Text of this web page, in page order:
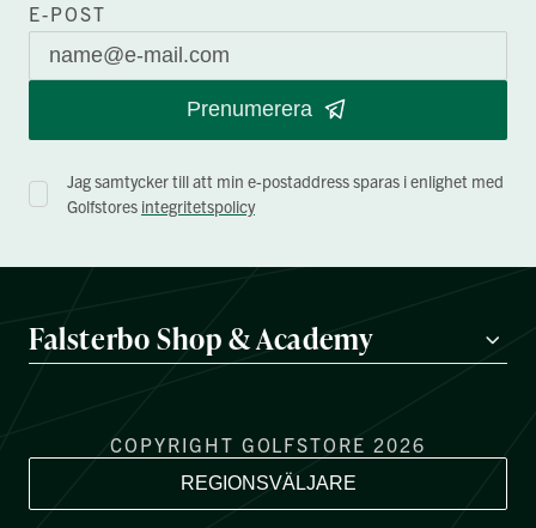
E-POST
Prenumerera
Jag samtycker till att min e-postaddress sparas i enlighet med
Golfstores integritetspolicy
Falsterbo Shop & Academy
COPYRIGHT GOLFSTORE 2026
REGIONSVÄLJARE